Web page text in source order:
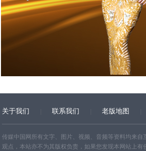
关于我们 联系我们 老版地图
网站地图
传媒中国网所有文字、图片、视频、音频等资料均来自
观点，本站亦不为其版权负责，如果您发现本网站上有